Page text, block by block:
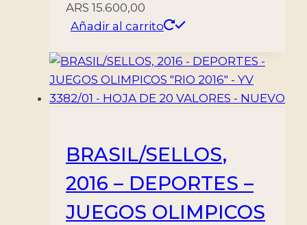
ARS 15.600,00
Añadir al carrito
BRASIL/SELLOS,
2016 – DEPORTES –
JUEGOS OLIMPICOS